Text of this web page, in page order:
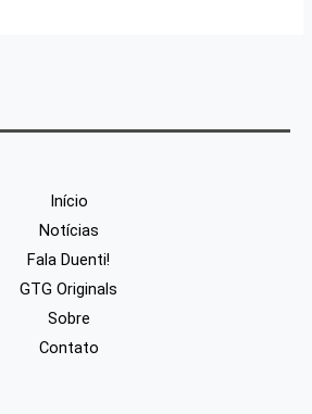
Início
Notícias
Fala Duenti!
GTG Originals
Sobre
Contato